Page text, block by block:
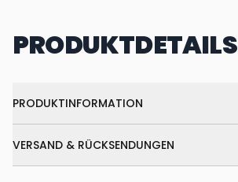
PRODUKTDETAILS
PRODUKTINFORMATION
VERSAND & RÜCKSENDUNGEN